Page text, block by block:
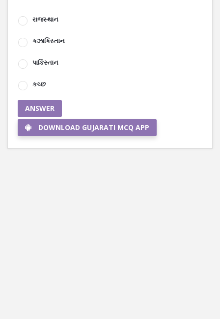
રાજસ્થાન
કઝાકિસ્તાન
પાકિસ્તાન
કચ્છ
ANSWER
DOWNLOAD GUJARATI MCQ APP